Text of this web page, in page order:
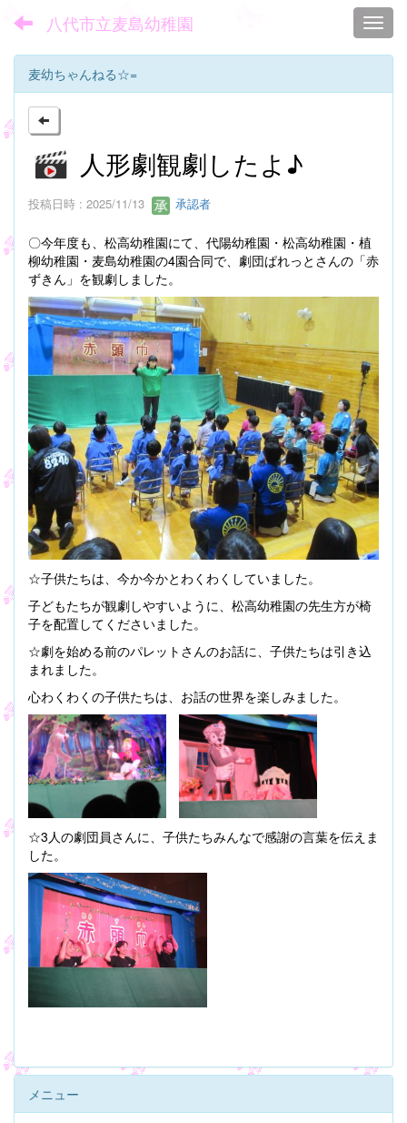
八代市立麦島幼稚園
麦幼ちゃんねる☆=
人形劇観劇したよ♪
投稿日時 : 2025/11/13 承認者
〇今年度も、松高幼稚園にて、代陽幼稚園・松高幼稚園・植
柳幼稚園・麦島幼稚園の4園合同で、劇団ぱれっとさんの「赤
ずきん」を観劇しました。
☆子供たちは、今か今かとわくわくしていました。
子どもたちが観劇しやすいように、松高幼稚園の先生方が椅
子を配置してくださいました。
☆劇を始める前のパレットさんのお話に、子供たちは引き込
まれました。
心わくわくの子供たちは、お話の世界を楽しみました。
☆3人の劇団員さんに、子供たちみんなで感謝の言葉を伝えま
した。
メニュー